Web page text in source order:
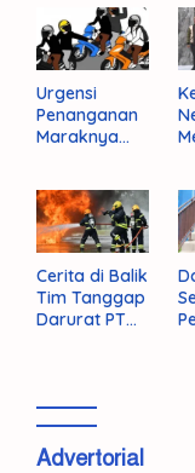
Hukum
Administrasi
Negara
Urgensi
Penanganan
Maraknya
Sumbawa
Barat
Cerita di Balik
Tim Tanggap
Darurat PT
Advertorial